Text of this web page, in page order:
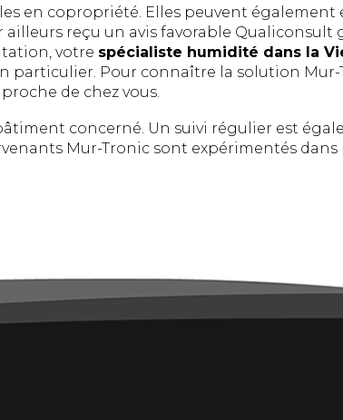
en copropriété. Elles peuvent également
reçu un avis favorable Qualiconsult
votre spécialiste humidité dans la
particulier. Pour connaître la solution
de chez vous.
concerné. Un suivi régulier est
Mur-Tronic sont expérimentés dans